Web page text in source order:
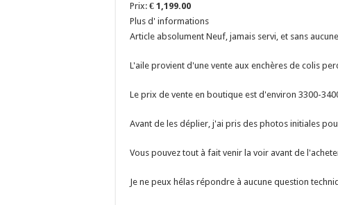
Prix: € 1,199.00
Plus d' informations
Article absolument Neuf, jamais servi, et sans
L'aile provient d'une vente aux enchères de colis
Le prix de vente en boutique est d'environ 3300-
Avant de les déplier, j'ai pris des photos initiales
Vous pouvez tout à fait venir la voir avant de
Je ne peux hélas répondre à aucune question